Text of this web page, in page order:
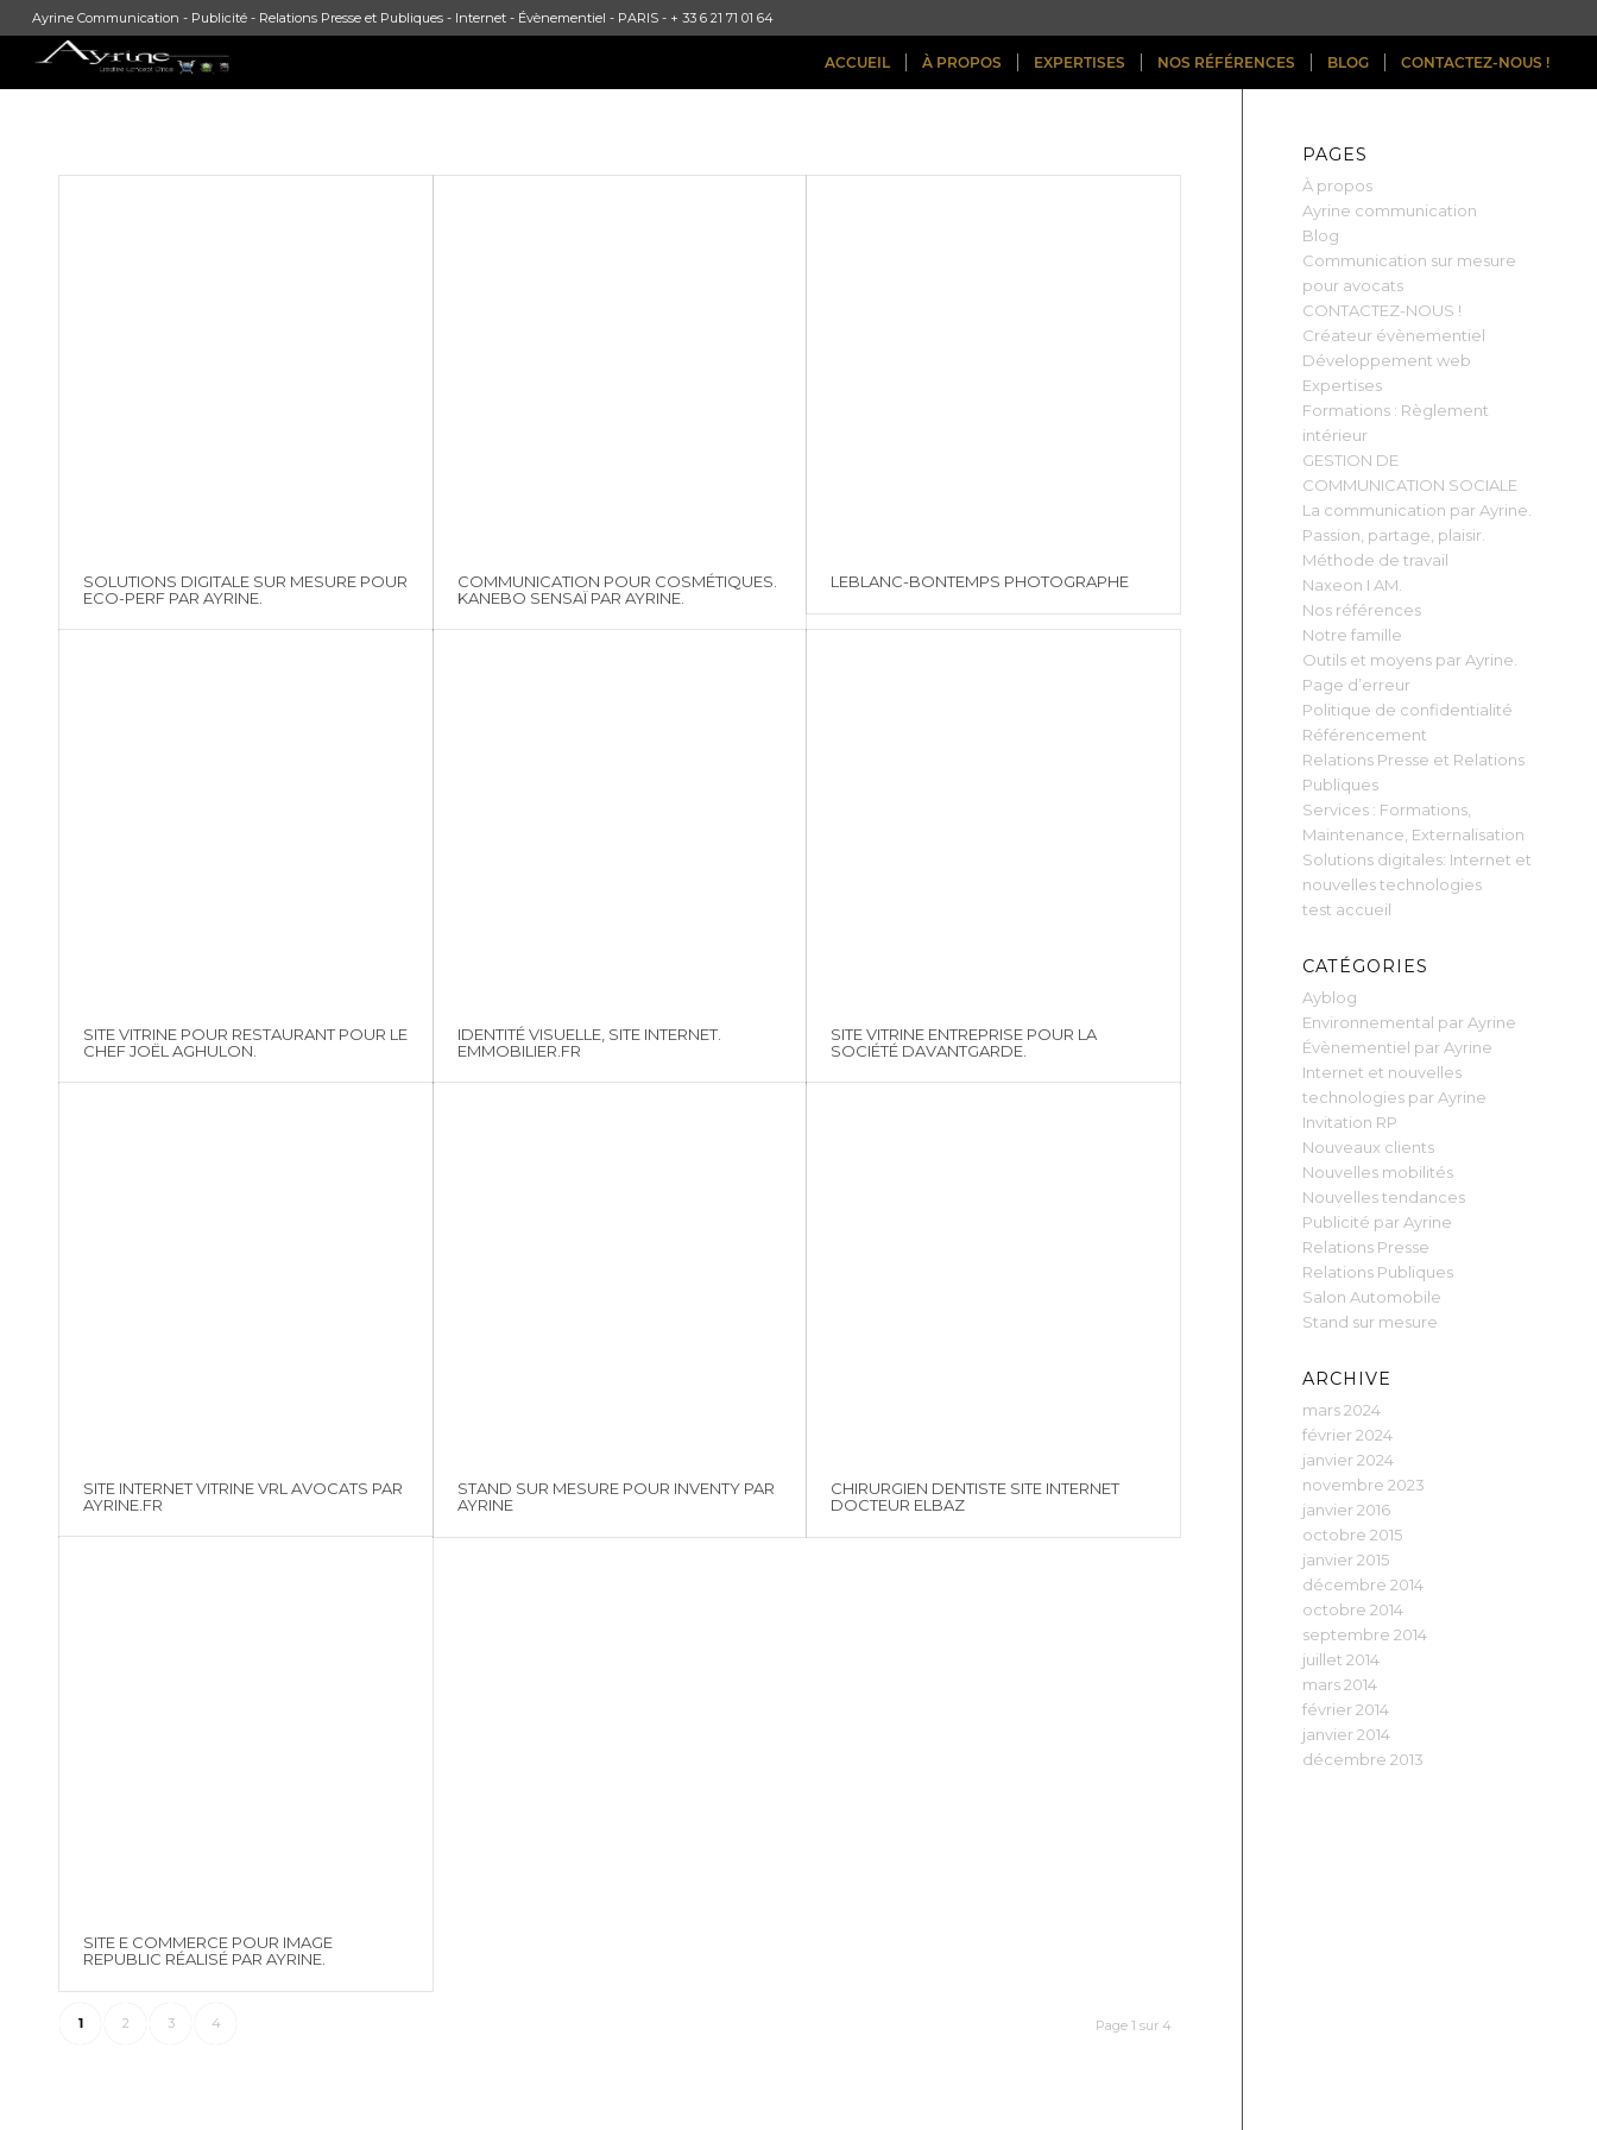
Ayrine Communication - Publicité - Relations Presse et Publiques - Internet - Évènementiel - PARIS - + 33 6 21 71 01 64
ACCUEIL À PROPOS EXPERTISES NOS RÉFÉRENCES BLOG CONTACTEZ-NOUS !
SOLUTIONS DIGITALE SUR MESURE POUR
ECO-PERF PAR AYRINE.
COMMUNICATION POUR COSMÉTIQUES.
KANEBO SENSAÏ PAR AYRINE.
LEBLANC-BONTEMPS PHOTOGRAPHE
SITE VITRINE POUR RESTAURANT POUR LE
CHEF JOËL AGHULON.
IDENTITÉ VISUELLE, SITE INTERNET.
EMMOBILIER.FR
SITE VITRINE ENTREPRISE POUR LA
SOCIÉTÉ DAVANTGARDE.
SITE INTERNET VITRINE VRL AVOCATS PAR
AYRINE.FR
STAND SUR MESURE POUR INVENTY PAR
AYRINE
CHIRURGIEN DENTISTE SITE INTERNET
DOCTEUR ELBAZ
SITE E COMMERCE POUR IMAGE
REPUBLIC RÉALISÉ PAR AYRINE.
Page 1 sur 4
1 2 3 4
PAGES
À propos
Ayrine communication
Blog
Communication sur mesure
pour avocats
CONTACTEZ-NOUS !
Créateur évènementiel
Développement web
Expertises
Formations : Règlement
intérieur
GESTION DE
COMMUNICATION SOCIALE
La communication par Ayrine.
Passion, partage, plaisir.
Méthode de travail
Naxeon I AM.
Nos références
Notre famille
Outils et moyens par Ayrine.
Page d’erreur
Politique de confidentialité
Référencement
Relations Presse et Relations
Publiques
Services : Formations,
Maintenance, Externalisation
Solutions digitales: Internet et
nouvelles technologies
test accueil
CATÉGORIES
Ayblog
Environnemental par Ayrine
Évènementiel par Ayrine
Internet et nouvelles
technologies par Ayrine
Invitation RP
Nouveaux clients
Nouvelles mobilités
Nouvelles tendances
Publicité par Ayrine
Relations Presse
Relations Publiques
Salon Automobile
Stand sur mesure
ARCHIVE
mars 2024
février 2024
janvier 2024
novembre 2023
janvier 2016
octobre 2015
janvier 2015
décembre 2014
octobre 2014
septembre 2014
juillet 2014
mars 2014
février 2014
janvier 2014
décembre 2013